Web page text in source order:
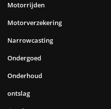
Motorrijden
Motorverzekering
Narrowcasting
Ondergoed
Onderhoud
ontslag